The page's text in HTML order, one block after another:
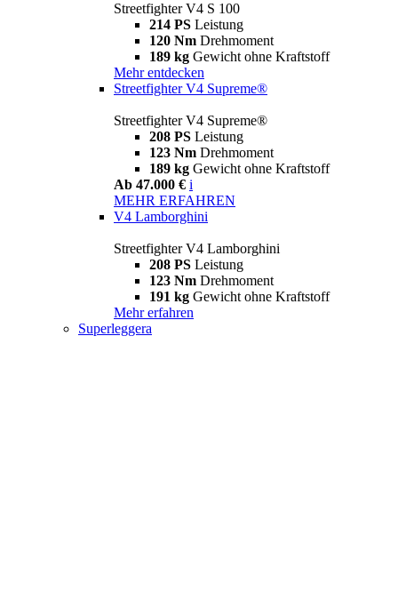
Streetfighter V4 S 100
214 PS Leistung
120 Nm Drehmoment
189 kg Gewicht ohne Kraftstoff
Mehr entdecken
Streetfighter V4 Supreme®
Streetfighter V4 Supreme®
208 PS Leistung
123 Nm Drehmoment
189 kg Gewicht ohne Kraftstoff
Ab 47.000 € i
MEHR ERFAHREN
V4 Lamborghini
Streetfighter V4 Lamborghini
208 PS Leistung
123 Nm Drehmoment
191 kg Gewicht ohne Kraftstoff
Mehr erfahren
Superleggera